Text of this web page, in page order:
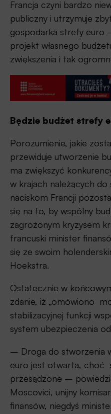
Francja czyni bardzo
publiczny i utrzymuje
gospodarka strefy euro
projekt własnego
zwiększenia i tak
Będzie budżet strefy
Porozumienie, jakie
przewiduje utworzenie
ma zwiększyć
w krajach należących
naciskom Francji
się na to, by wspólny
zagrożonym kryzysem
francuski minister
się ze swoim
Hoekstra.
Ostatecznie w
zdanie, iż „omówiono
stabilizacyjnej funkcji
system ubezpieczenia
– Droga do stworzenia
euro jest otwarta, choć
przesądzone –
Moscovici, unijny
finansów, niegdyś